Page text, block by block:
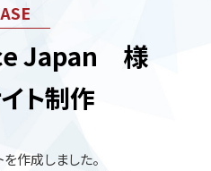
Japan 様
ト制作
作成しました。